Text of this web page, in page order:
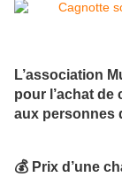
L’association
pour l’achat
aux personnes
💰 Prix d’une